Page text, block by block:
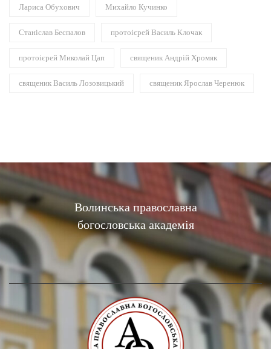
Лариса Обухович Михайло Кучинко
Станіслав Беспалов протоієрей Василь Клочак
протоієрей Миколай Цап священик Андрій Хромяк
священик Василь Лозовицький священик Ярослав Черенюк
Волинська православна
богословська академія